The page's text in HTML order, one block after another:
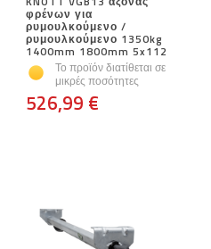
φρένων για
ρυμουλκούμενο /
ρυμουλκούμενο 1350kg
1400mm 1800mm 5x112
Το προϊόν διατίθεται σε
μικρές ποσότητες
526,99 €